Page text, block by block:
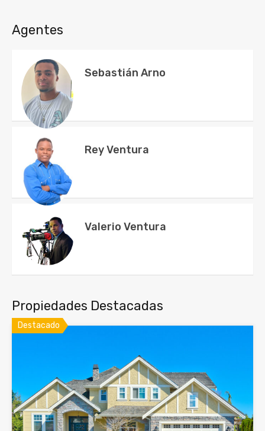
Agentes
Sebastián Arno
Rey Ventura
Valerio Ventura
Propiedades Destacadas
Destacado